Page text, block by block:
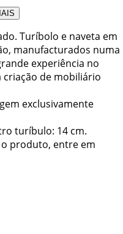
Turíbolo e naveta em
manufacturados numa
experiência no
de mobiliário
exclusivamente
turíbulo: 14 cm.
produto, entre em